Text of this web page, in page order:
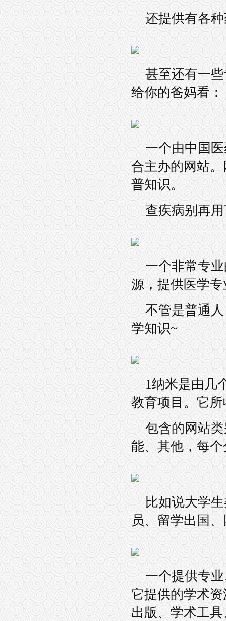
还提供有各
甚至还有一
给你的爸妈看：
一个由中国
合主办的网站
普知识。
查疾病别再
一个非常专
源，提供医学
不管是普通
学知识~
1纳米是由几
教育项目。它
包含的网站
能、其他，每
比如说大学
员、留学出国
一个提供专
它提供的学术
出版、学术工